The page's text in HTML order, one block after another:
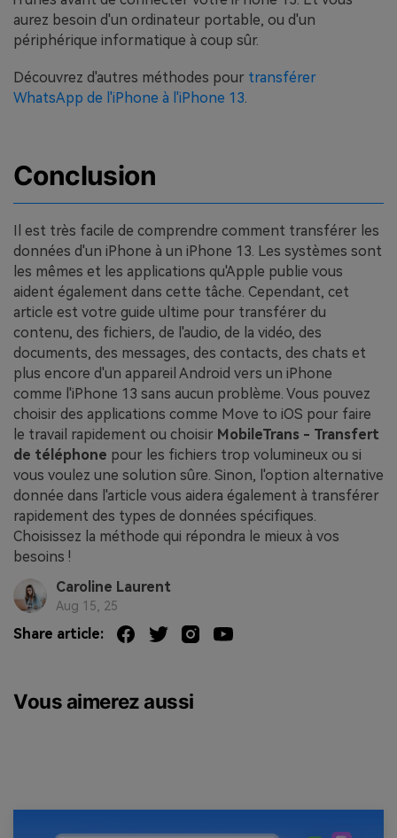
aurez besoin d'un ordinateur portable, ou d'un
périphérique informatique à coup sûr.
Découvrez d'autres méthodes pour transférer
WhatsApp de l'iPhone à l'iPhone 13.
Conclusion
Il est très facile de comprendre comment transférer les
données d'un iPhone à un iPhone 13. Les systèmes sont
les mêmes et les applications qu'Apple publie vous
aident également dans cette tâche. Cependant, cet
article est votre guide ultime pour transférer du
contenu, des fichiers, de l'audio, de la vidéo, des
documents, des messages, des contacts, des chats et
plus encore d'un appareil Android vers un iPhone
comme l'iPhone 13 sans aucun problème. Vous pouvez
choisir des applications comme Move to iOS pour faire
le travail rapidement ou choisir MobileTrans - Transfert
de téléphone pour les fichiers trop volumineux ou si
vous voulez une solution sûre. Sinon, l'option alternative
donnée dans l'article vous aidera également à transférer
rapidement des types de données spécifiques.
Choisissez la méthode qui répondra le mieux à vos
besoins !
Caroline Laurent
Aug 15, 25
Share article:
Vous aimerez aussi